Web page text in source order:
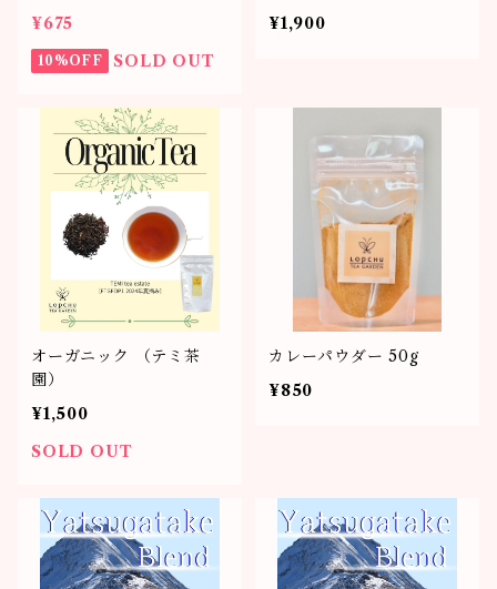
ティーバッグ50個
80g缶
¥675
10%OFF SOLD OUT
¥1,900
オーガニック （テミ茶
園）
¥1,500
SOLD OUT
カレーパウダー 50g
¥850